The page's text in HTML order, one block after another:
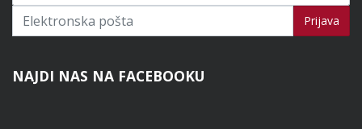
Prijavi se na novice Prijava
NAJDI NAS NA FACEBOOKU